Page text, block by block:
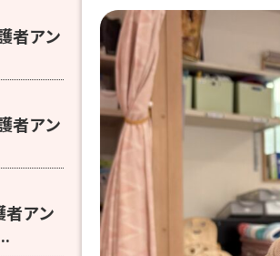
者アン
者アン
アン